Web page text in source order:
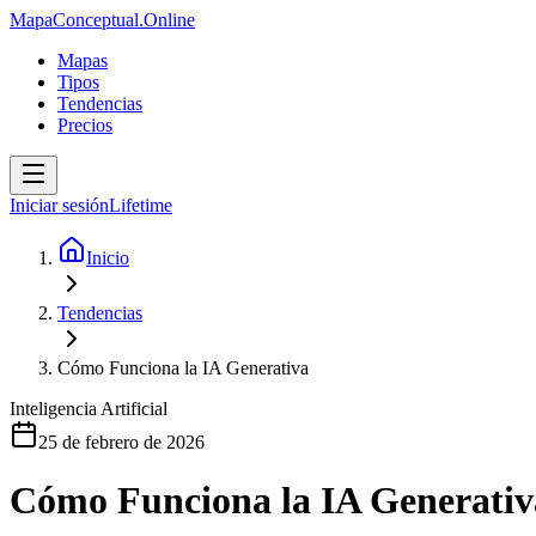
MapaConceptual.Online
Mapas
Tipos
Tendencias
Precios
Iniciar sesiónLifetime
Inicio
Tendencias
Cómo Funciona la IA Generativa
Inteligencia Artificial
25 de febrero de 2026
Cómo Funciona la IA